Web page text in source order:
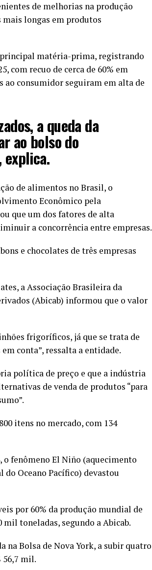
de melhorias na produção
mais longas em produtos
principal matéria-prima, registrando
com recuo de cerca de 60% em
ao consumidor seguiram em alta de
a queda da
ao bolso do
explica.
de alimentos no Brasil, o
Econômico pela
que um dos fatores de alta
a concorrência entre empresas.
e chocolates de três empresas
a Associação Brasileira da
(Abicab) informou que o valor
frigoríficos, já que se trata de
conta”, ressalta a entidade.
política de preço e que a indústria
de venda de produtos “para
itens no mercado, com 134
o fenômeno El Niño (aquecimento
Oceano Pacífico) devastou
por 60% da produção mundial de
toneladas, segundo a Abicab.
na Bolsa de Nova York, a subir quatro
56,7 mil.